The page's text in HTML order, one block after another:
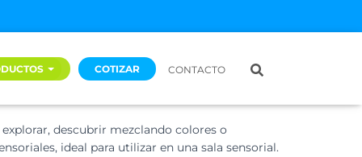
COTIZAR CONTACTO
luminoso
descubrir mezclando colores o
ideal para utilizar en una sala sensorial.